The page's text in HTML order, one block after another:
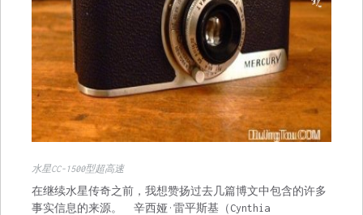
水星CC-1500型超高速
在继续水星传奇之前，我想赞扬过去几篇博文中包含的许多
事实信息的来源。 辛西娅·雷平斯基（Cynthia